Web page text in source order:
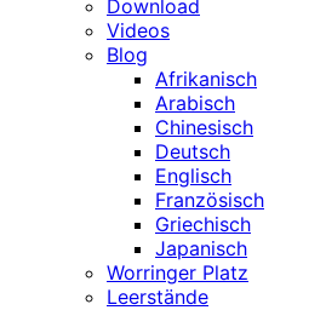
Download
Videos
Blog
Afrikanisch
Arabisch
Chinesisch
Deutsch
Englisch
Französisch
Griechisch
Japanisch
Worringer Platz
Leerstände